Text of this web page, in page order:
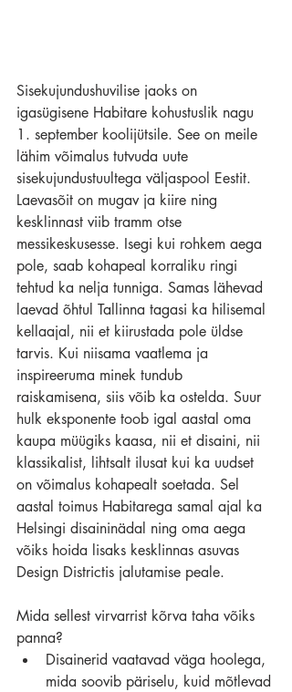
Sisekujundushuvilise jaoks on
igasügisene Habitare kohustuslik nagu
1. september koolijütsile. See on meile
lähim võimalus tutvuda uute
sisekujundustuultega väljaspool Eestit.
Laevasõit on mugav ja kiire ning
kesklinnast viib tramm otse
messikeskusesse. Isegi kui rohkem aega
pole, saab kohapeal korraliku ringi
tehtud ka nelja tunniga. Samas lähevad
laevad õhtul Tallinna tagasi ka hilisemal
kellaajal, nii et kiirustada pole üldse
tarvis. Kui niisama vaatlema ja
inspireeruma minek tundub
raiskamisena, siis võib ka ostelda. Suur
hulk eksponente toob igal aastal oma
kaupa müügiks kaasa, nii et disaini, nii
klassikalist, lihtsalt ilusat kui ka uudset
on võimalus kohapealt soetada. Sel
aastal toimus Habitarega samal ajal ka
Helsingi disaininädal ning oma aega
võiks hoida lisaks kesklinnas asuvas
Design Districtis jalutamise peale.
Mida sellest virvarrist kõrva taha võiks
panna?
Disainerid vaatavad väga hoolega,
mida soovib päriselu, kuid mõtlevad